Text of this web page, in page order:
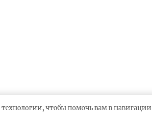
чтобы помочь вам в